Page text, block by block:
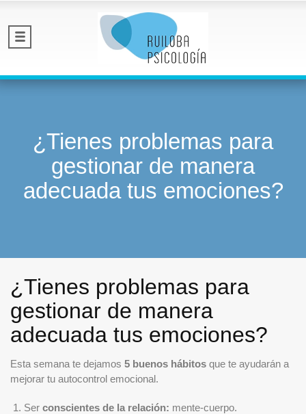
¿Tienes problemas para
gestionar de manera
adecuada tus emociones?
¿Tienes problemas para
gestionar de manera
adecuada tus emociones?
Esta semana te dejamos 5 buenos hábitos que te ayudarán a
mejorar tu autocontrol emocional.
Ser conscientes de la relación: mente-cuerpo.